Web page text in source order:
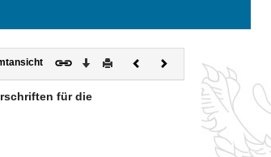
Download
DruckenVorherigesNächstes
Dokument
für die